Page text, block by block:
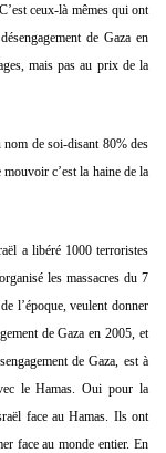
ceux-là mêmes qui ont
de Gaza en
mais pas au prix de la
nom de soi-disant 80% des
c’est la haine de la
a libéré 1000 terroristes
les massacres du 7
l’époque, veulent donner
de Gaza en 2005, et
de Gaza, est à
le Hamas. Oui pour la
face au Hamas. Ils ont
face au monde entier. En